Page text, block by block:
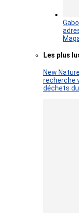
Les plus
New
recherche
déchets du